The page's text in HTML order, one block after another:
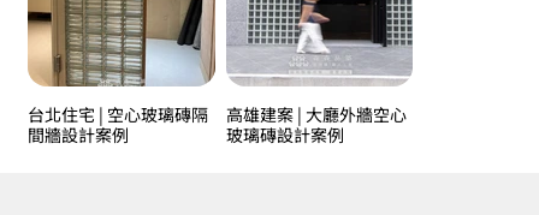
台北住宅 | 空心玻璃磚隔
間牆設計案例
高雄建案 | 大廳外牆空心
玻璃磚設計案例